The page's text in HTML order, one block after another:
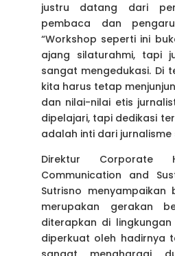
justru datang dari
pembaca dan
“Workshop seperti ini
ajang silaturahmi, tapi
sangat mengedukasi. Di
kita harus tetap
dan nilai-nilai etis
dipelajari, tapi dedikasi
adalah inti dari jurnalisme
Direktur Corporate
Communication and
Sutrisno menyampaikan
merupakan gerakan
diterapkan di
diperkuat oleh hadirnya